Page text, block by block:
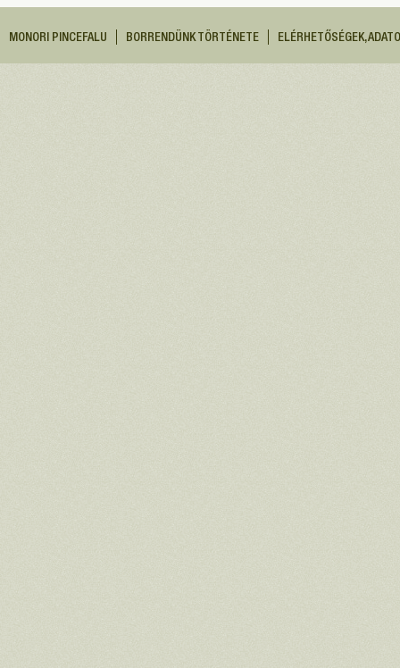
MONORI PINCEFALU BORRENDÜNK TÖRTÉNETE ELÉRHETŐSÉGEK,